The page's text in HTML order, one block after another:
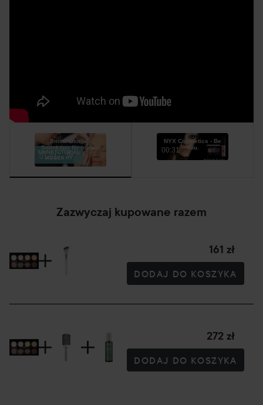
Sminktutorial -
Sminktips för mogen
hy
01:21
NYX Cosmetics - Be
You.
00:31
Zazwyczaj kupowane razem
161 zł
DODAJ DO KOSZYKA
272 zł
DODAJ DO KOSZYKA